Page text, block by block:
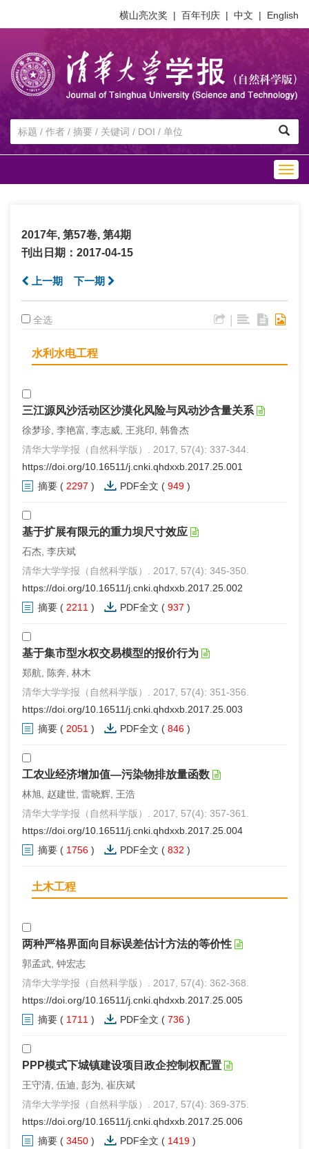
横山亮次奖 | 百年刊庆 | 中文 | English
2017年, 第57卷, 第4期
刊出日期：2017-04-15
上一期 下一期
全选
水利水电工程
三江源风沙活动区沙漠化风险与风动沙含量关系
徐梦珍, 李艳富, 李志威, 王兆印, 韩鲁杰
清华大学学报（自然科学版）. 2017, 57(4): 337-344.
https://doi.org/10.16511/j.cnki.qhdxxb.2017.25.001
摘要 ( 2297 ) PDF全文 ( 949 )
基于扩展有限元的重力坝尺寸效应
石杰, 李庆斌
清华大学学报（自然科学版）. 2017, 57(4): 345-350.
https://doi.org/10.16511/j.cnki.qhdxxb.2017.25.002
摘要 ( 2211 ) PDF全文 ( 937 )
基于集市型水权交易模型的报价行为
郑航, 陈奔, 林木
清华大学学报（自然科学版）. 2017, 57(4): 351-356.
https://doi.org/10.16511/j.cnki.qhdxxb.2017.25.003
摘要 ( 2051 ) PDF全文 ( 846 )
工农业经济增加值—污染物排放量函数
林旭, 赵建世, 雷晓辉, 王浩
清华大学学报（自然科学版）. 2017, 57(4): 357-361.
https://doi.org/10.16511/j.cnki.qhdxxb.2017.25.004
摘要 ( 1756 ) PDF全文 ( 832 )
土木工程
两种严格界面向目标误差估计方法的等价性
郭孟武, 钟宏志
清华大学学报（自然科学版）. 2017, 57(4): 362-368.
https://doi.org/10.16511/j.cnki.qhdxxb.2017.25.005
摘要 ( 1711 ) PDF全文 ( 736 )
PPP模式下城镇建设项目政企控制权配置
王守清, 伍迪, 彭为, 崔庆斌
清华大学学报（自然科学版）. 2017, 57(4): 369-375.
https://doi.org/10.16511/j.cnki.qhdxxb.2017.25.006
摘要 ( 3450 ) PDF全文 ( 1419 )